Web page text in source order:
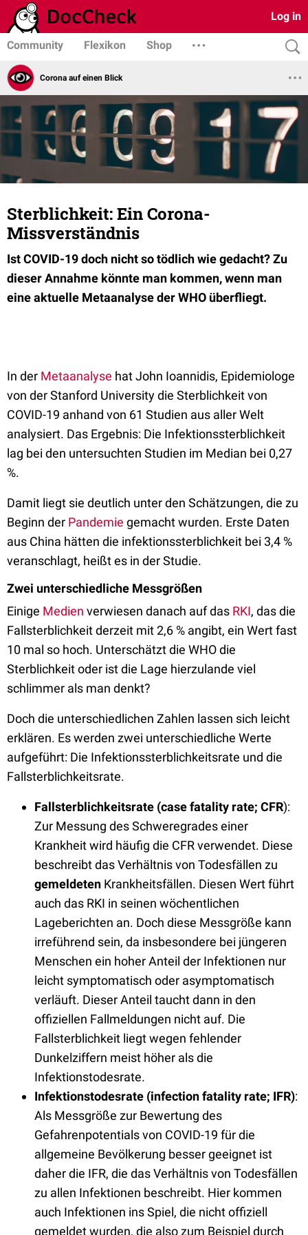
Log in
Community Flexikon Shop
Corona auf einen Blick
Sterblichkeit: Ein Corona-
Missverständnis
Ist COVID-19 doch nicht so tödlich wie gedacht? Zu
dieser Annahme könnte man kommen, wenn man
eine aktuelle Metaanalyse der WHO überfliegt.
In der Metaanalyse hat John Ioannidis, Epidemiologe
von der Stanford University die Sterblichkeit von
COVID-19 anhand von 61 Studien aus aller Welt
analysiert. Das Ergebnis: Die Infektionssterblichkeit
lag bei den untersuchten Studien im Median bei 0,27
%.
Damit liegt sie deutlich unter den Schätzungen, die zu
Beginn der Pandemie gemacht wurden. Erste Daten
aus China hätten die infektionssterblichkeit bei 3,4 %
veranschlagt, heißt es in der Studie.
Zwei unterschiedliche Messgrößen
Einige Medien verwiesen danach auf das RKI, das die
Fallsterblichkeit derzeit mit 2,6 % angibt, ein Wert fast
10 mal so hoch. Unterschätzt die WHO die
Sterblichkeit oder ist die Lage hierzulande viel
schlimmer als man denkt?
Doch die unterschiedlichen Zahlen lassen sich leicht
erklären. Es werden zwei unterschiedliche Werte
aufgeführt: Die Infektionssterblichkeitsrate und die
Fallsterblichkeitsrate.
Fallsterblichkeitsrate (case fatality rate; CFR):
Zur Messung des Schweregrades einer
Krankheit wird häufig die CFR verwendet. Diese
beschreibt das Verhältnis von Todesfällen zu
gemeldeten Krankheitsfällen. Diesen Wert führt
auch das RKI in seinen wöchentlichen
Lageberichten an. Doch diese Messgröße kann
irreführend sein, da insbesondere bei jüngeren
Menschen ein hoher Anteil der Infektionen nur
leicht symptomatisch oder asymptomatisch
verläuft. Dieser Anteil taucht dann in den
offiziellen Fallmeldungen nicht auf. Die
Fallsterblichkeit liegt wegen fehlender
Dunkelziffern meist höher als die
Infektionstodesrate.
Infektionstodesrate (infection fatality rate; IFR):
Als Messgröße zur Bewertung des
Gefahrenpotentials von COVID-19 für die
allgemeine Bevölkerung besser geeignet ist
daher die IFR, die das Verhältnis von Todesfällen
zu allen Infektionen beschreibt. Hier kommen
auch Infektionen ins Spiel, die nicht offiziell
gemeldet wurden, die also zum Beispiel durch